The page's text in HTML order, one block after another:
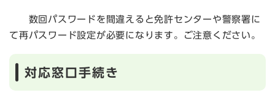
数回パスワードを間違えると免許センターや警察署に
て再パスワード設定が必要になります。ご注意ください。
対応窓口手続き